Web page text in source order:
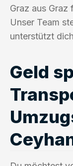
Graz aus Graz
Unser Team
unterstützt
Geld